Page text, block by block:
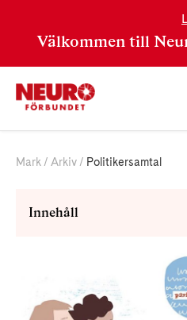
Välkommen till
Mark Arkiv Politikersamtal
Innehåll